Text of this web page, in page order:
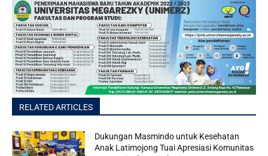
RELATED ARTICLES
Dukungan Masmindo untuk Kesehatan
Anak Latimojong Tuai Apresiasi Komunitas